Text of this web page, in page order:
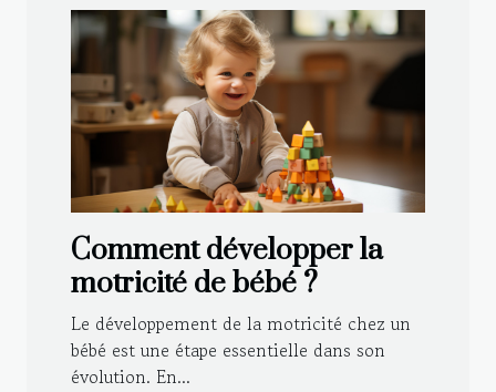
Comment développer la
motricité de bébé ?
Le développement de la motricité chez un
bébé est une étape essentielle dans son
évolution. En...